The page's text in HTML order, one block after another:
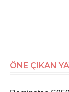
ÖNE ÇIKAN